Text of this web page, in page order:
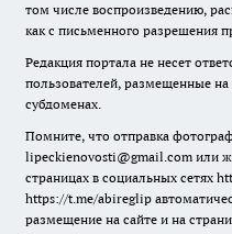
том числе воспроизведению,
как с письменного разрешения
Редакция портала не несет
пользователей, размещенные на
субдоменах.
Помните, что отправка
lipeckienovosti@gmail.com или
страницах в социальных сетях
https://t.me/abireglip
размещение на сайте и на